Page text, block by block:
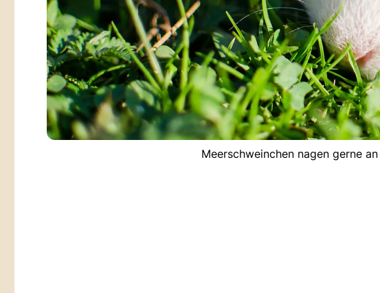
Meerschweinchen nagen gerne